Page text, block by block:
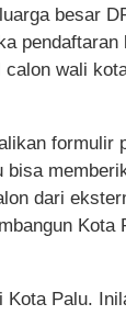
besar
pendaftaran
wali
formulir
bisa
dari
Kota
Kota Palu.